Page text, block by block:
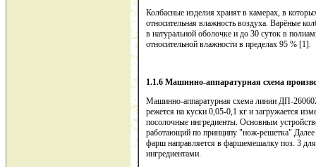
Колбасные изделия хранят в камерах, в
относительная влажность воздуха. Варёные
в натуральной оболочке и до 30 суток в
относительной влажности в пределах 95 % [1].
1.1.6 Машинно-аппаратурная схема
Машинно-аппаратурная схема линии ДП-
режется на куски 0,05-0,1 кг и загружается
посолочные ингредиенты. Основным
работающий по принципу "нож-
фарш направляется в фаршемешалку поз. 3
ингредиентами.